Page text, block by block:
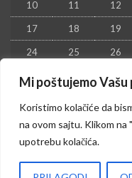
Mi poštujemo
Koristimo kolačiće da
na ovom sajtu. Klikom na
upotrebu kolačića.
10 11 12
17 18 19
24 25 26
31